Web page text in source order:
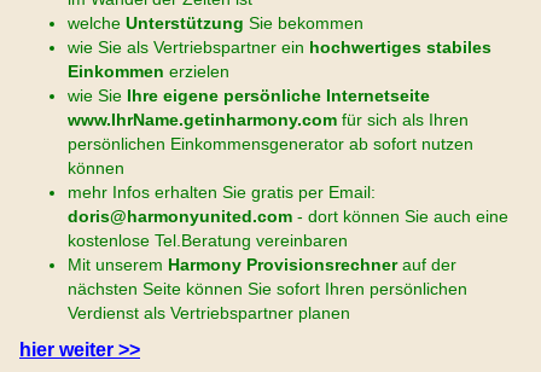
welche Unterstützung Sie bekommen
wie Sie als Vertriebspartner ein hochwertiges stabiles
Einkommen erzielen
wie Sie Ihre eigene persönliche Internetseite
www.IhrName.getinharmony.com für sich als Ihren
persönlichen Einkommensgenerator ab sofort nutzen
können
mehr Infos erhalten Sie gratis per Email:
doris@harmonyunited.com - dort können Sie auch eine
kostenlose Tel.Beratung vereinbaren
Mit unserem Harmony Provisionsrechnerauf der
nächsten Seite können Sie sofort Ihren persönlichen
Verdienst als Vertriebspartner planen
hier weiter >>